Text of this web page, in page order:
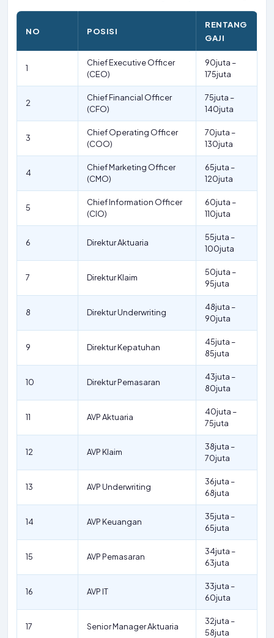
NO POSISI
RENTANG
GAJI
1
Chief Executive Officer
(CEO)
90juta –
175juta
2
Chief Financial Officer
(CFO)
75juta –
140juta
3
Chief Operating Officer
(COO)
70juta –
130juta
4
Chief Marketing Officer
(CMO)
65juta –
120juta
5
Chief Information Officer
(CIO)
60juta –
110juta
6 Direktur Aktuaria
55juta –
100juta
7 Direktur Klaim
50juta –
95juta
8 Direktur Underwriting
48juta –
90juta
9 Direktur Kepatuhan
45juta –
85juta
10 Direktur Pemasaran
43juta –
80juta
11 AVP Aktuaria
40juta –
75juta
12 AVP Klaim
38juta –
70juta
13 AVP Underwriting
36juta –
68juta
14 AVP Keuangan
35juta –
65juta
15 AVP Pemasaran
34juta –
63juta
16 AVP IT
33juta –
60juta
17 Senior Manager Aktuaria
32juta –
58juta